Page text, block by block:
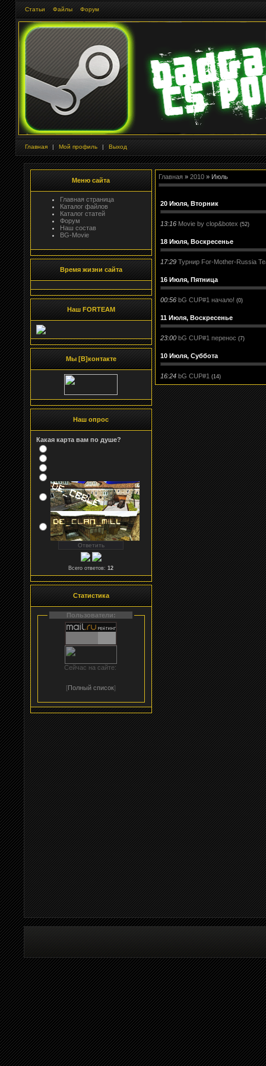
Статьи Файлы Форум
Главная | Мой профиль | Выход
Меню сайта
Главная страница
Каталог файлов
Каталог статей
Форум
Наш состав
BG-Movie
Время жизни сайта
Наш FORTEAM
Мы [В]контакте
Наш опрос
Какая карта вам по душе?
Всего ответов: 12
Статистика
Пользователи:
Сейчас на сайте:
[Полный список]
Главная» 2010 » Июль
20 Июля, Вторник
13:16 Movie by clop&botex (52)
18 Июля, Воскресенье
17:29 Турнир For-Mother-Russia
16 Июля, Пятница
00:56 bG CUP#1 начало! (0)
11 Июля, Воскресенье
23:00 bG CUP#1 перенос (7)
10 Июля, Суббота
16:24 bG CUP#1 (14)